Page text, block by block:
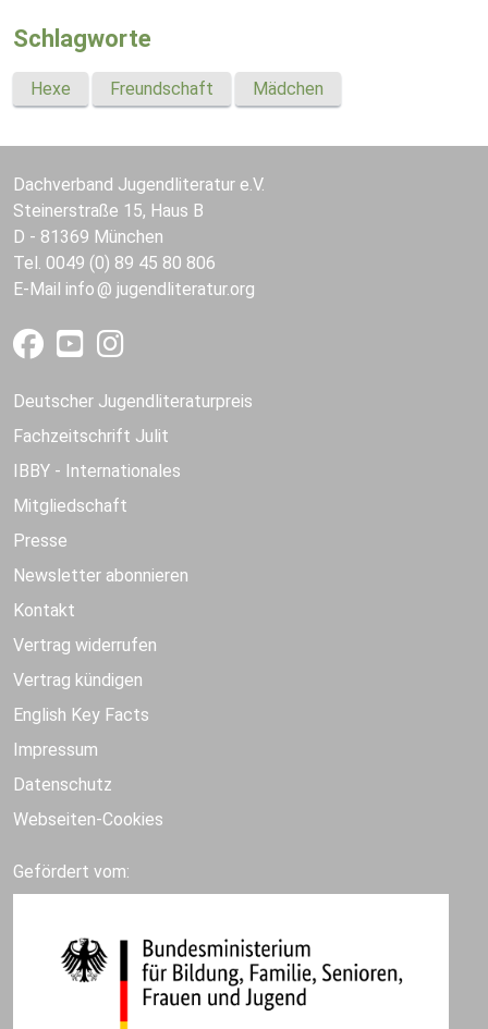
Schlagworte
Hexe Freundschaft Mädchen
Dachverband Jugendliteratur e.V.
Steinerstraße 15, Haus B
D - 81369 München
Tel. 0049 (0) 89 45 80 806
E-Mail info jugendliteratur.org
Deutscher Jugendliteraturpreis
Fachzeitschrift Julit
IBBY - Internationales
Mitgliedschaft
Presse
Newsletter abonnieren
Kontakt
Vertrag widerrufen
Vertrag kündigen
English Key Facts
Impressum
Datenschutz
Webseiten-Cookies
Gefördert vom: